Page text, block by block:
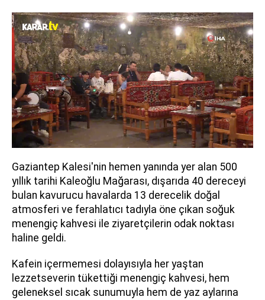
Gaziantep Kalesi'nin hemen yanında yer alan 500
yıllık tarihi Kaleoğlu Mağarası, dışarıda 40 dereceyi
bulan kavurucu havalarda 13 derecelik doğal
atmosferi ve ferahlatıcı tadıyla öne çıkan soğuk
menengiç kahvesi ile ziyaretçilerin odak noktası
haline geldi.
Kafein içermemesi dolayısıyla her yaştan
lezzetseverin tükettiği menengiç kahvesi, hem
geleneksel sıcak sunumuyla hem de yaz aylarına